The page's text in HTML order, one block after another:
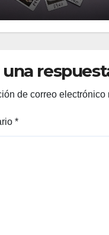
una
de correo electrónico
*